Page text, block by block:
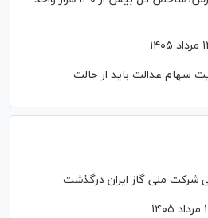
سهام عدالت باید از حالت
شرکت ملی گاز ایران درگذشت